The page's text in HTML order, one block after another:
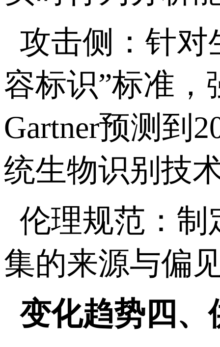
攻击侧：针对
容标识”标准
Gartner预测到
统生物识别技
伦理规范：
集的来源与偏
变化趋势四